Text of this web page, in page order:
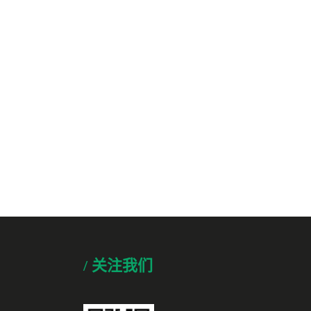
/ 关注我们